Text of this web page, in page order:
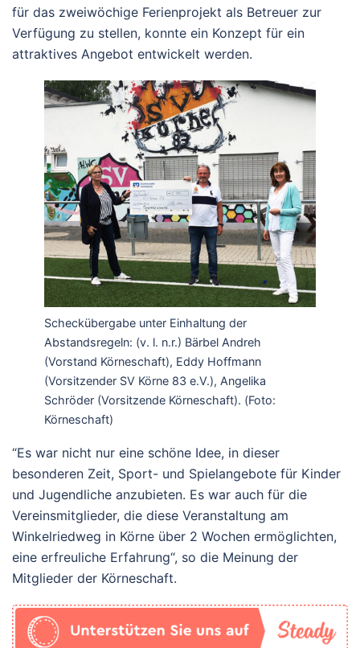
für das zweiwöchige Ferienprojekt als Betreuer zur
Verfügung zu stellen, konnte ein Konzept für ein
attraktives Angebot entwickelt werden.
Scheckübergabe unter Einhaltung der
Abstandsregeln: (v. l. n.r.) Bärbel Andreh
(Vorstand Körneschaft), Eddy Hoffmann
(Vorsitzender SV Körne 83 e.V.), Angelika
Schröder (Vorsitzende Körneschaft). (Foto:
Körneschaft)
“Es war nicht nur eine schöne Idee, in dieser
besonderen Zeit, Sport- und Spielangebote für Kinder
und Jugendliche anzubieten. Es war auch für die
Vereinsmitglieder, die diese Veranstaltung am
Winkelriedweg in Körne über 2 Wochen ermöglichten,
eine erfreuliche Erfahrung“, so die Meinung der
Mitglieder der Körneschaft.